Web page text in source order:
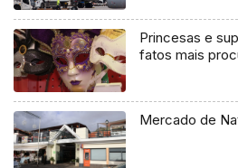
Princesas e
fatos mais
Mercado de